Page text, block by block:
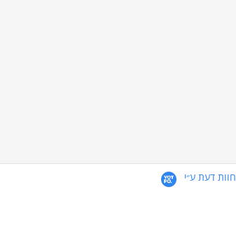
חוות דעת ע״י